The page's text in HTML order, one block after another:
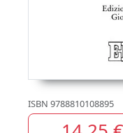
ISBN 9788810108895